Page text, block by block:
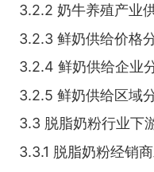
3.2.2 奶牛养殖产业
3.2.3 鲜奶供给价格
3.2.4 鲜奶供给企业
3.2.5 鲜奶供给区域
3.3 脱脂奶粉行业下
3.3.1 脱脂奶粉经销